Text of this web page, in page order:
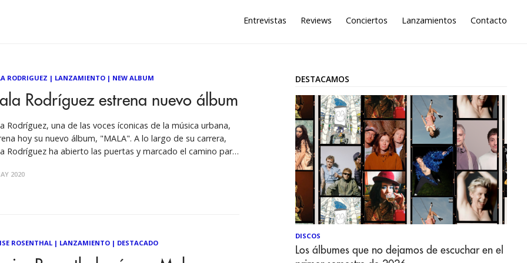
Entrevistas Reviews Conciertos Lanzamientos Contacto
RODRIGUEZ | LANZAMIENTO| NEW ALBUM
Rodríguez estrena nuevo álbum
Rodríguez, una de las voces íconicas de la música urbana,
hoy su nuevo álbum, "MALA". A lo largo de su carrera,
Rodríguez ha abierto las puertas y marcado el camino para
2020
ROSENTHAL| LANZAMIENTO| DESTACADO
DESTACAMOS
DISCOS
Los álbumes que no dejamos de escuchar en el